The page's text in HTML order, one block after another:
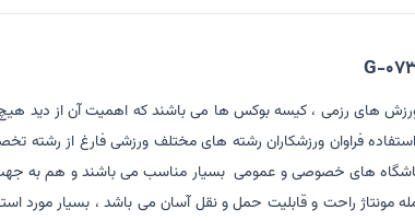
های رزمی ، کیسه بوکس ها می باشند که اهمیت آن از دید
فراوان ورزشکاران رشته های مختلف ورزشی فارغ از
باشگاه های خصوصی و عمومی بسیار مناسب می باشند و هم به